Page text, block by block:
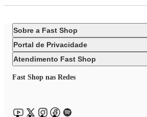
Sobre a Fast Shop
Portal de Privacidade
Atendimento Fast Shop
Fast Shop nas Redes